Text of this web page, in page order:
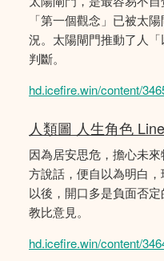
「第一個觀念」已被太
況。太陽閘門推動了人
判斷。
hd.icefire.win/content/
人類圖 人生角色
因為居安思危，擔心未
方說話，便自以為明白
以後，開口多是負面否
教比意見。
hd.icefire.win/content/